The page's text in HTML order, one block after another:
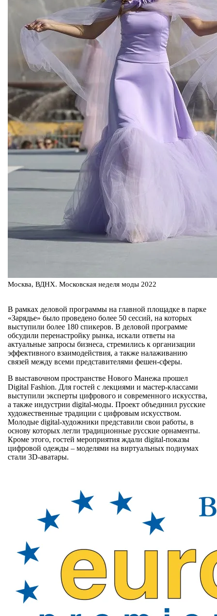
Москва, ВДНХ. Московская неделя моды 2022
В рамках деловой программы на главной площадке в парке
«Зарядье» было проведено более 50 сессий, на которых
выступили более 180 спикеров. В деловой программе
обсудили перенастройку рынка, искали ответы на
актуальные запросы бизнеса, стремились к организации
эффективного взаимодействия, а также налаживанию
связей между всеми представителями фешен-сферы.
В выставочном пространстве Нового Манежа прошел
Digital Fashion. Для гостей с лекциями и мастер-классами
выступили эксперты цифрового и современного искусства,
а также индустрии digital-моды. Проект объединил русские
художественные традиции с цифровым искусством.
Молодые digital-художники представили свои работы, в
основу которых легли традиционные русские орнаменты.
Кроме этого, гостей мероприятия ждали digital-показы
цифровой одежды – моделями на виртуальных подиумах
стали 3D-аватары.